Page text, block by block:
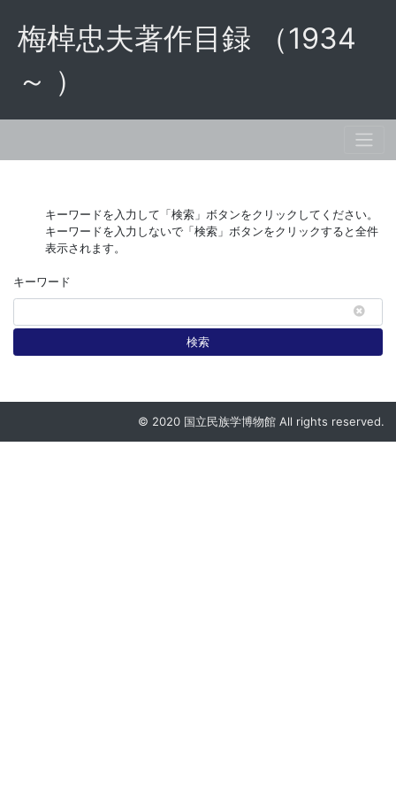
梅棹忠夫著作目録 （1934
～ ）
キーワードを入力して「検索」ボタンをクリックしてください。
キーワードを入力しないで「検索」ボタンをクリックすると全件
表示されます。
キーワード
検索
© 2020 国立民族学博物館 All rights reserved.